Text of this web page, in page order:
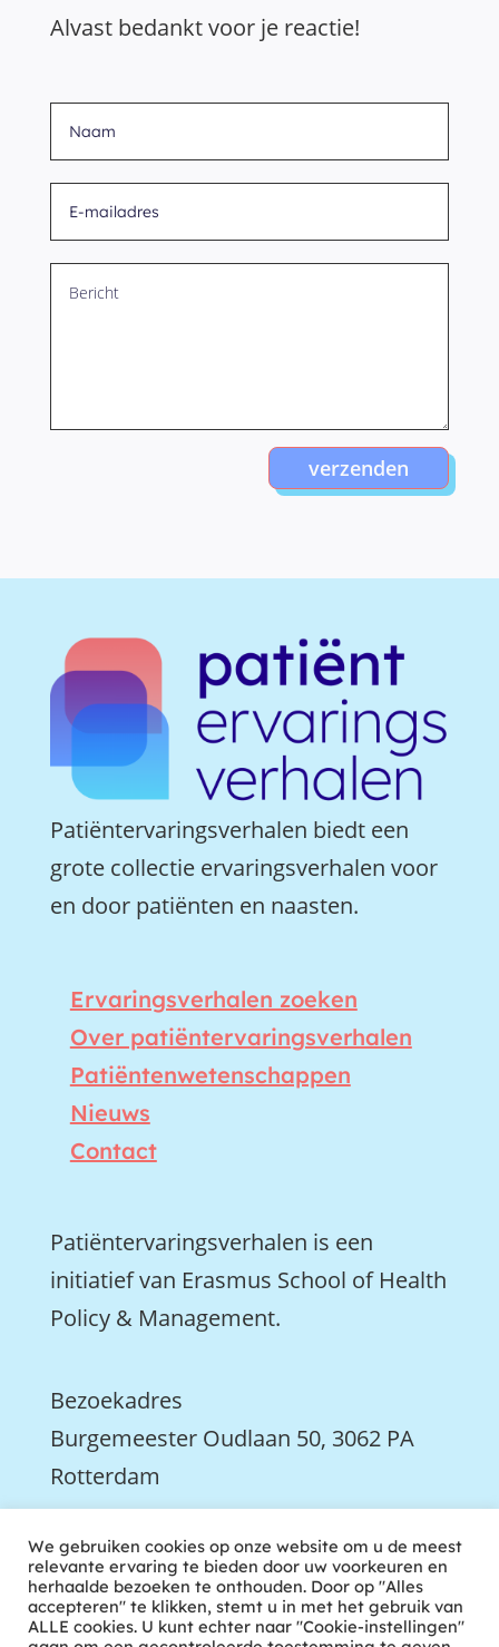
Alvast bedankt voor je reactie!
verzenden
Patiëntervaringsverhalen biedt een
grote collectie ervaringsverhalen voor
en door patiënten en naasten.
Ervaringsverhalen zoeken
Over patiëntervaringsverhalen
Patiëntenwetenschappen
Nieuws
Contact
Patiëntervaringsverhalen is een
initiatief van Erasmus School of Health
Policy & Management.
Bezoekadres
Burgemeester Oudlaan 50, 3062 PA
Rotterdam
 We zijn ook actief op LinkedIn
We gebruiken cookies op onze website om u de meest
relevante ervaring te bieden door uw voorkeuren en
herhaalde bezoeken te onthouden. Door op "Alles
accepteren" te klikken, stemt u in met het gebruik van
ALLE cookies. U kunt echter naar "Cookie-instellingen"